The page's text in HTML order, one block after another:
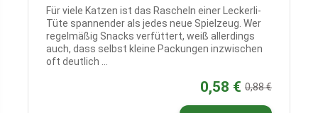
Für viele Katzen ist das Rascheln einer Leckerli-
Tüte spannender als jedes neue Spielzeug. Wer
regelmäßig Snacks verfüttert, weiß allerdings
auch, dass selbst kleine Packungen inzwischen
oft deutlich ...
0,58 € 0,88 €